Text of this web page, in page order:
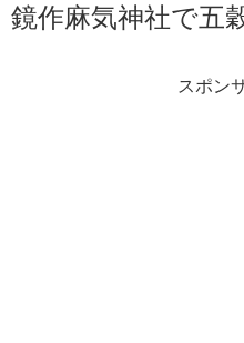
鏡作麻気神社で五
スポン